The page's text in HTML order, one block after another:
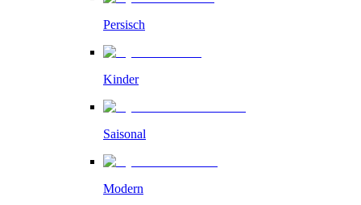
Persisch
Kinder
Saisonal
Modern